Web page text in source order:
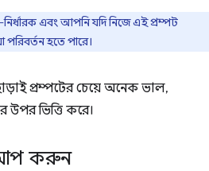
এবং আপনি যদি নিজে এই প্রম্পট
পরিবর্তন হতে পারে।
প্রম্পটের চেয়ে অনেক ভাল,
উপর ভিত্তি করে।
আপ করুন